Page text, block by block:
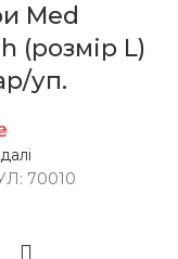
Med
(розмір L)
уп.
70010